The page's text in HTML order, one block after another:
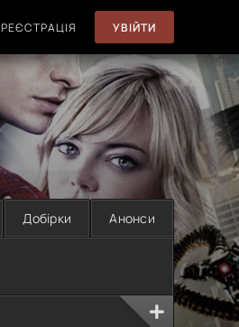
РЕЄСТРАЦІЯ УВІЙТИ
Добірки Анонси